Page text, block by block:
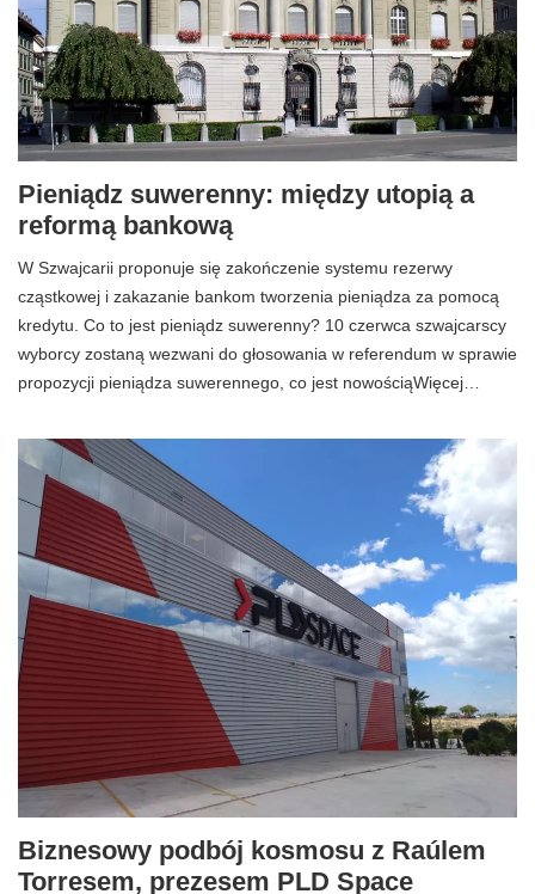
Pieniądz suwerenny: między utopią a
reformą bankową
W Szwajcarii proponuje się zakończenie systemu rezerwy
cząstkowej i zakazanie bankom tworzenia pieniądza za pomocą
kredytu. Co to jest pieniądz suwerenny? 10 czerwca szwajcarscy
wyborcy zostaną wezwani do głosowania w referendum w sprawie
propozycji pieniądza suwerennego, co jest nowościąWięcej…
Biznesowy podbój kosmosu z Raúlem
Torresem, prezesem PLD Space